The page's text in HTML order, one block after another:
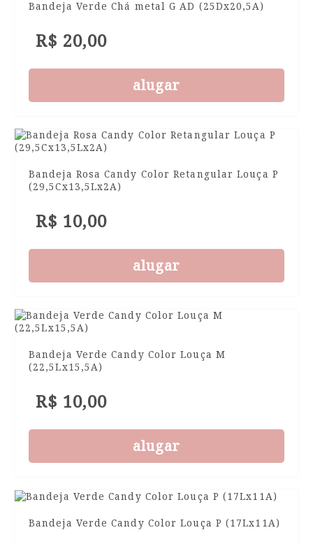
Bandeja Verde Chá metal G AD (25Dx20,5A)
R$ 20,00
alugar
Bandeja Rosa Candy Color Retangular Louça P
(29,5Cx13,5Lx2A)
R$ 10,00
alugar
Bandeja Verde Candy Color Louça M
(22,5Lx15,5A)
R$ 10,00
alugar
Bandeja Verde Candy Color Louça P (17Lx11A)